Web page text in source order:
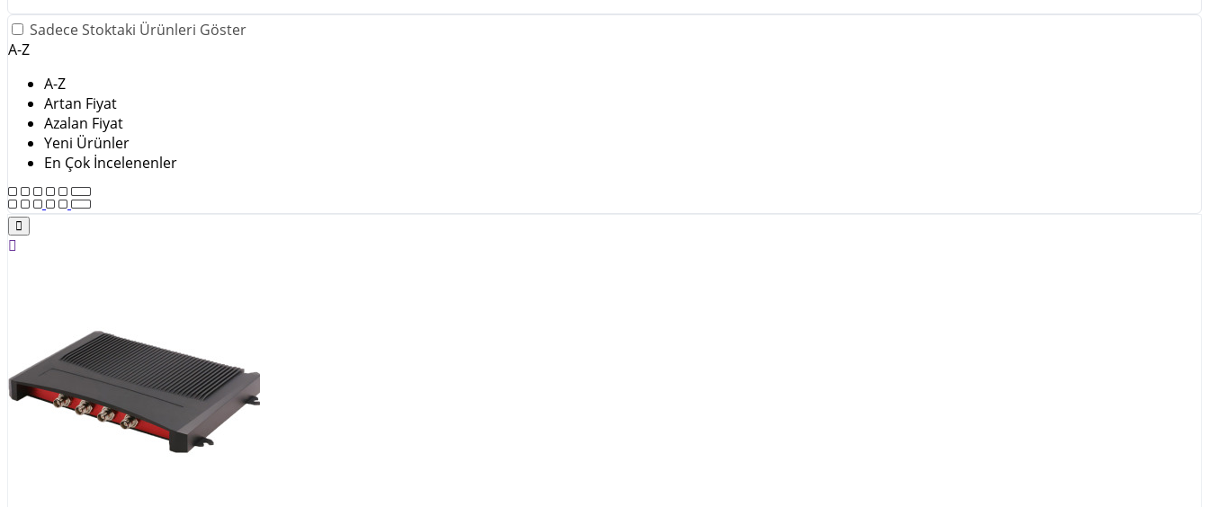
Sadece Stoktaki Ürünleri Göster
A-Z
A-Z
Artan Fiyat
Azalan Fiyat
Yeni Ürünler
En Çok İncelenenler